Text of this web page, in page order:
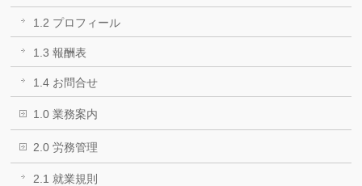
1.2 プロフィール
1.3 報酬表
1.4 お問合せ
1.0 業務案内
2.0 労務管理
2.1 就業規則